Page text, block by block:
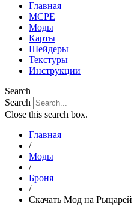
Главная
MCPE
Моды
Карты
Шейдеры
Текстуры
Инструкции
Search
Search
Close this search box.
Главная
/
Моды
/
Броня
/
Скачать Мод на